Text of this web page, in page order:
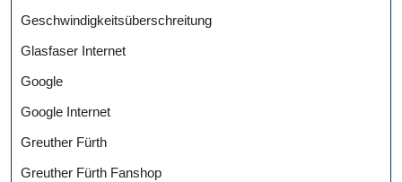
Geschwindigkeitsüberschreitung
Glasfaser Internet
Google
Google Internet
Greuther Fürth
Greuther Fürth Fanshop